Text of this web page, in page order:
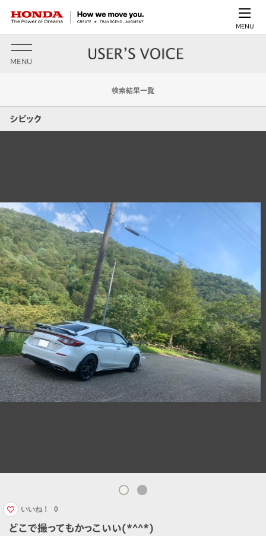
MENU
MENU
検索結果一覧
シビック
どこで撮ってもかっこいい(*^^*)
いいね！ 0